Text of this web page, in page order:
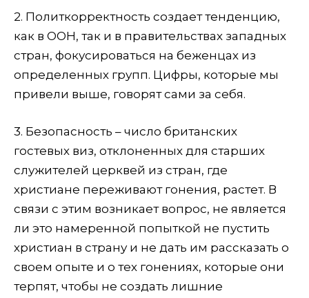
2. Политкорректность создает тенденцию,
как в ООН, так и в правительствах западных
стран, фокусироваться на беженцах из
определенных групп. Цифры, которые мы
привели выше, говорят сами за себя.
3. Безопасность – число британских
гостевых виз, отклоненных для старших
служителей церквей из стран, где
христиане переживают гонения, растет. В
связи с этим возникает вопрос, не является
ли это намеренной попыткой не пустить
христиан в страну и не дать им рассказать о
своем опыте и о тех гонениях, которые они
терпят, чтобы не создать лишние